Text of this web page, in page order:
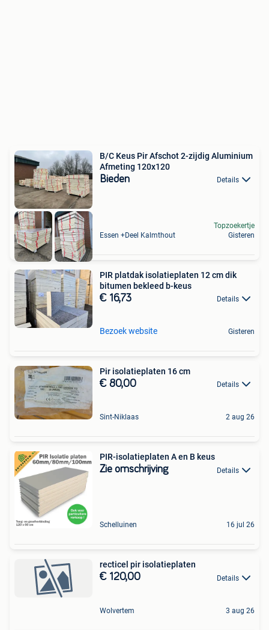
B/C Keus Pir Afschot 2-zijdig Aluminium
Afmeting 120x120
Bieden Details
Essen +Deel Kalmthout
Topzoekertje
Gisteren
PIR platdak isolatieplaten 12 cm dik
bitumen bekleed b-keus
€ 16,73 Details
Bezoek website Gisteren
Pir isolatieplaten 16 cm
€ 80,00 Details
Sint-Niklaas 2 aug 26
PIR-isolatieplaten A en B keus
Zie omschrijving Details
Schelluinen 16 jul 26
recticel pir isolatieplaten
€ 120,00 Details
Wolvertem 3 aug 26